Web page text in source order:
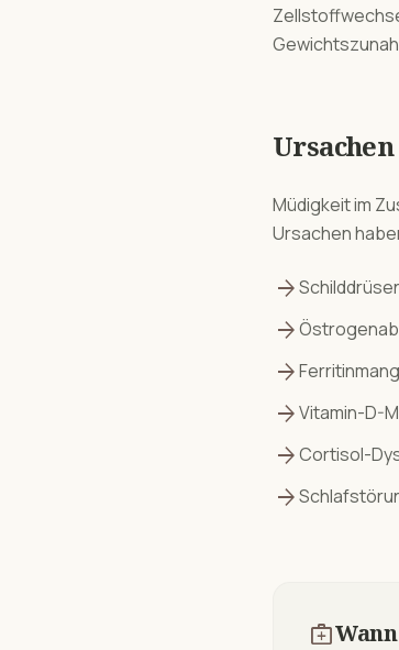
Müdigkeitim
Ursachen
arrow_forward
arrow_forward
arrow_forward
arrow_forwardVitamin-D-
arrow_forwardCortisol-
arrow_forward
medical_services